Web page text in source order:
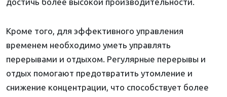
Кроме того, для эффективного управления
временем необходимо уметь управлять
перерывами и отдыхом. Регулярные перерывы и
отдых помогают предотвратить утомление и
снижение концентрации, что способствует более